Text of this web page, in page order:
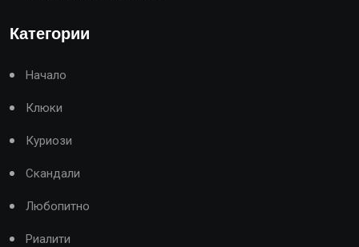
Категории
Начало
Клюки
Куриози
Скандали
Любопитно
Риалити